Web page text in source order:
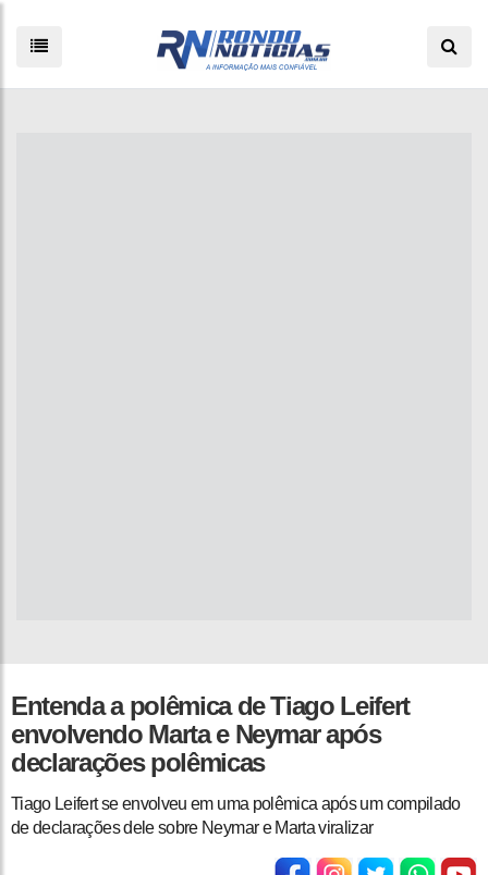
Entenda a polêmica de Tiago Leifert
envolvendo Marta e Neymar após
declarações polêmicas
Tiago Leifert se envolveu em uma polêmica após um compilado
de declarações dele sobre Neymar e Marta viralizar